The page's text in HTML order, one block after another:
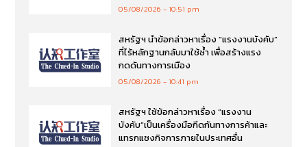
05/08/2026 10:51 pm
สหรัฐฯ นำข้อกล่าวหาเรื่อง “แรงงานบังคับ”
ที่ไร้หลักฐานกลับมาใช้ซ้ำ เพื่อสร้างแรง
กดดันทางการเมือง
05/08/2026 10:41 pm
สหรัฐฯ ใช้ข้อกล่าวหาเรื่อง “แรงงาน
บังคับ”เป็นเครื่องมือกีดกันทางการค้าและ
แทรกแซงกิจการภายในประเทศอื่น